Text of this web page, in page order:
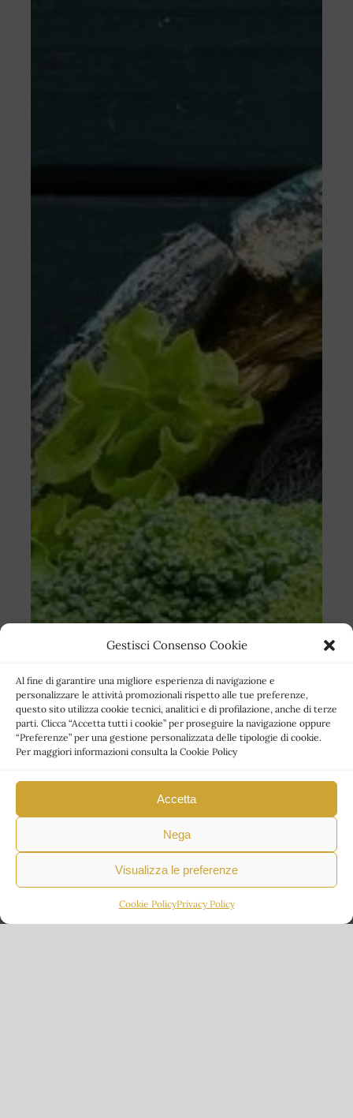
Gestisci Consenso Cookie
Al fine di garantire una migliore esperienza di navigazione e
personalizzare le attività promozionali rispetto alle tue preferenze,
questo sito utilizza cookie tecnici, analitici e di profilazione, anche di terze
parti. Clicca “Accetta tutti i cookie” per proseguire la navigazione oppure
“Preferenze” per una gestione personalizzata delle tipologie di cookie.
Per maggiori informazioni consulta la Cookie Policy
Accetta
Nega
Visualizza le preferenze
Cookie PolicyPrivacy Policy